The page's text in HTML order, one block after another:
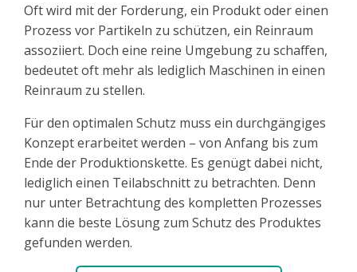
Oft wird mit der Forderung, ein Produkt oder einen
Prozess vor Partikeln zu schützen, ein Reinraum
assoziiert. Doch eine reine Umgebung zu schaffen,
bedeutet oft mehr als lediglich Maschinen in einen
Reinraum zu stellen.
Für den optimalen Schutz muss ein durchgängiges
Konzept erarbeitet werden – von Anfang bis zum
Ende der Produktionskette. Es genügt dabei nicht,
lediglich einen Teilabschnitt zu betrachten. Denn
nur unter Betrachtung des kompletten Prozesses
kann die beste Lösung zum Schutz des Produktes
gefunden werden.